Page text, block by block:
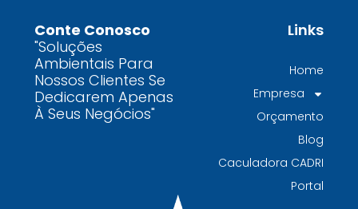
contaminados protege o meio ambiente e
garante conformidade legal no Brasil
Por que contratar uma empresa de gestão de
resíduos classe I é fundamental para sua
indústria
gerenciamento de resíduos especializada é
Conte Conosco
"Soluções
Ambientais Para
Nossos Clientes Se
Dedicarem Apenas
À Seus Negócios"
Links
Home
Empresa
Orçamento
Blog
Caculadora CADRI
Portal